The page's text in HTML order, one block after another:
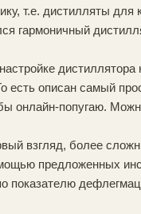
т.е. дистилляты для
гармоничный
есть описан самый
онлайн-попугаю.
взгляд, более
предложенных
показателю